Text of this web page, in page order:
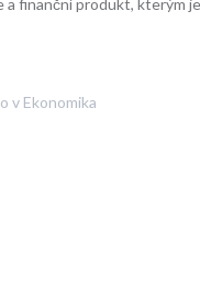
a finanční produkt, kterým je
v Ekonomika